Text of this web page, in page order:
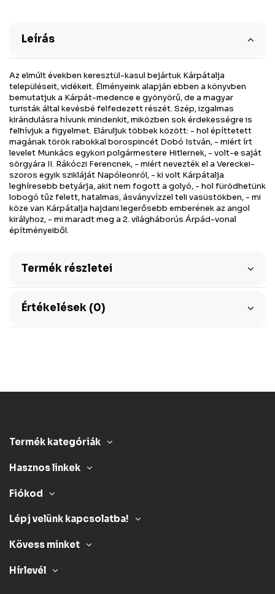
Leírás
Az elmúlt években keresztül-kasul bejártuk Kárpátalja
településeit, vidékeit. Élményeink alapján ebben a könyvben
bemutatjuk a Kárpát-medence e gyönyörű, de a magyar
turisták által kevésbé felfedezett részét. Szép, izgalmas
kirándulásra hívunk mindenkit, miközben sok érdekességre is
felhívjuk a figyelmet. Eláruljuk többek között: - hol építtetett
magának török rabokkal borospincét Dobó István, - miért írt
levelet Munkács egykori polgármestere Hitlernek, - volt-e saját
sörgyára II. Rákóczi Ferencnek, - miért nevezték el a Vereckei-
szoros egyik szikláját Napóleonról, - ki volt Kárpátalja
leghíresebb betyárja, akit nem fogott a golyó, - hol fürödhetünk
lobogó tűz felett, hatalmas, ásványvízzel teli vasüstökben, - mi
köze van Kárpátalja hajdani legerősebb emberének az angol
királyhoz, - mi maradt meg a 2. világháborús Árpád-vonal
építményeiből.
Termék részletei
Értékelések (0)
Termék kategóriák
Hasznos linkek
Fiókod
Lépj velünk kapcsolatba!
Kövess minket
Hírlevél